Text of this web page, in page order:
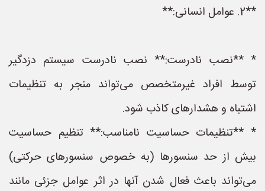
**2. عوامل انسانی:**
* **نصب نادرست:** نصب نادرست سیستم دزدگیر
توسط افراد غیرمتخصص می‌تواند منجر به تنظیمات
اشتباه و هشدارهای کاذب شود.
* **تنظیمات حساسیت نامناسب:** تنظیم حساسیت
بیش از حد سنسورها (به خصوص سنسورهای حرکتی)
می‌تواند باعث فعال شدن آنها در اثر عوامل جزئی مانند